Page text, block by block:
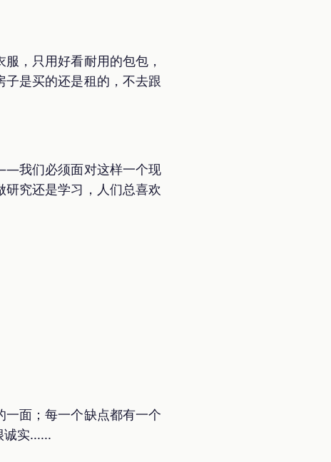
，只用好看耐用的包包，
是买的还是租的，不去跟
我们必须面对这样一个现
究还是学习，人们总喜欢
面；每一个缺点都有一个
实......